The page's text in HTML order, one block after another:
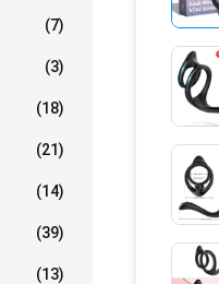
(7)
(3)
(18)
(21)
(14)
(39)
(13)